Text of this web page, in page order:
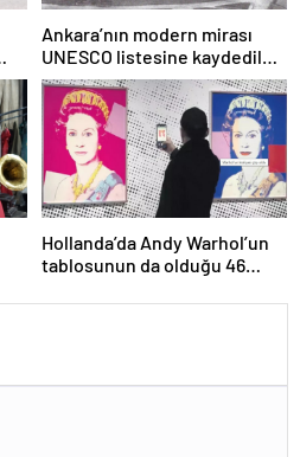
Ankara’nın modern mirası
UNESCO listesine kaydedildi;
Türkiye’nin listedeki varlık
sayısı 80 oldu
Hollanda’da Andy Warhol’un
tablosunun da olduğu 46